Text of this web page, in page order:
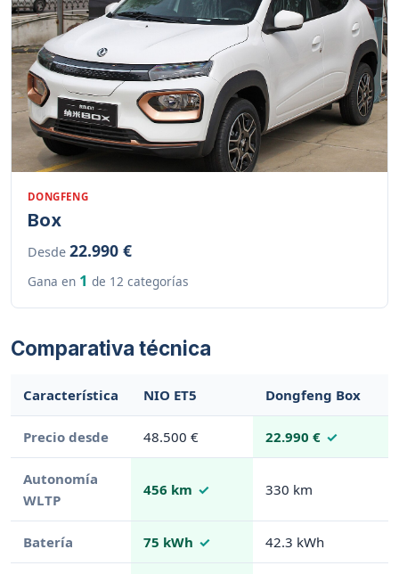
DONGFENG
Box
Desde 22.990 €
Gana en 1 de 12 categorías
Comparativa técnica
Característica NIO ET5 Dongfeng Box
Precio desde 48.500 € 22.990 €
Autonomía
WLTP
456 km 330 km
Batería 75 kWh 42.3 kWh